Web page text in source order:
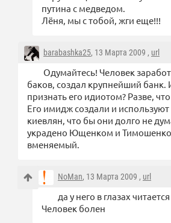
путина с медведом.
Лёня, мы с тобой, жги еще!!!
barabashka25, 13 Марта 2009 , url
Одумайтесь! Человек
баков, создал крупнейший банк.
признать его идиотом? Разве,
Его имидж создали и
киевлян, что бы они долго не
украдено Ющенком и
вменяемый.
NoMan, 13 Марта 2009 , url
да у него в глазах
Человек болен